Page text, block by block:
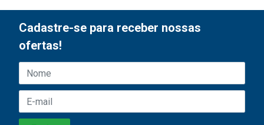
Cadastre-se para receber nossas
ofertas!